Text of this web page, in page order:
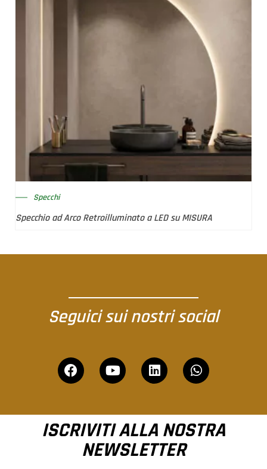
Specchi
Specchio ad Arco Retroilluminato a LED su MISURA
Seguici sui nostri social
ISCRIVITI ALLA NOSTRA
NEWSLETTER